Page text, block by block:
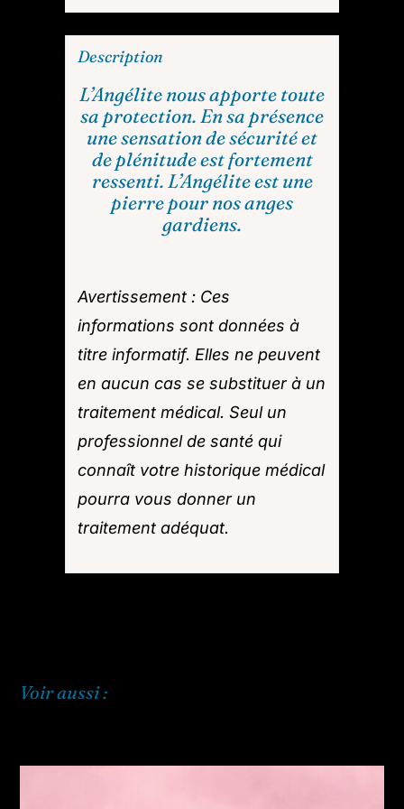
Description
L’Angélite nous apporte toute
sa protection. En sa présence
une sensation de sécurité et
de plénitude est fortement
ressenti. L’Angélite est une
pierre pour nos anges
gardiens.
Avertissement : Ces
informations sont données à
titre informatif. Elles ne peuvent
en aucun cas se substituer à un
traitement médical. Seul un
professionnel de santé qui
connaît votre historique médical
pourra vous donner un
traitement adéquat.
Voir aussi :